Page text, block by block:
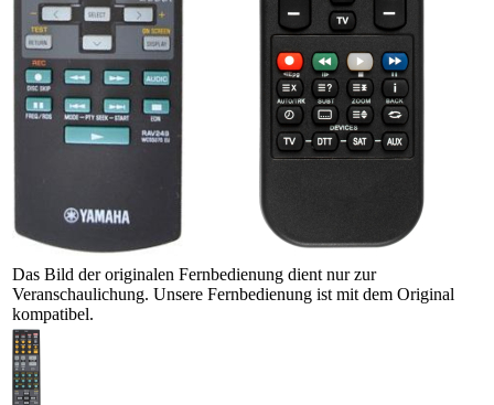
Das Bild der originalen Fernbedienung dient nur zur
Veranschaulichung. Unsere Fernbedienung ist mit dem Original
kompatibel.